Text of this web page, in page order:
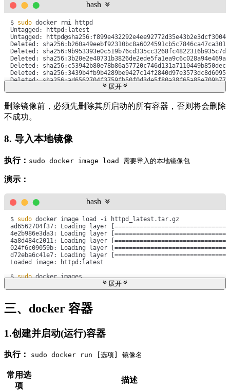
bash
$ sudo docker rmi httpd
Untagged: httpd:latest
Untagged:
Deleted:
Deleted:
Deleted:
Deleted:
Deleted:
Deleted:
$ sudo docker images #查看镜像，没有找到httpd的镜像。
REPOSITORY   TAG              IMAGE ID       CREATED
kmre2        v2.0-220415.10   3b9cc4a571e7   2 months ago
展开
删除镜像前，必须先删除其所启动的所有容器，否则将会删除
不成功。
8. 导入本地镜像
执行： sudo docker image load 需要导入的本地镜像包
演示：
bash
$ sudo docker image load -i httpd_latest.tar.gz
ad6562704f37: Loading layer
4e2b986e3da3: Loading layer
4a8d484c2011: Loading layer
024f6c09059b: Loading layer
d72eba6c41e7: Loading layer
Loaded image: httpd:latest
$ sudo docker images
REPOSITORY   TAG              IMAGE ID       CREATED
httpd        latest           b260a49eebf9   9 days ago
展开
三、docker 容器
1.创建并启动(运行)容器
执行： sudo docker run [选项] 镜像名
常用选
项
描述